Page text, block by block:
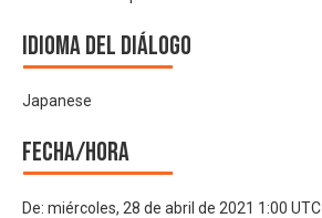
Idioma del Diálogo
Japanese
Fecha/hora
De: miércoles, 28 de abril de 2021 1:00 UTC